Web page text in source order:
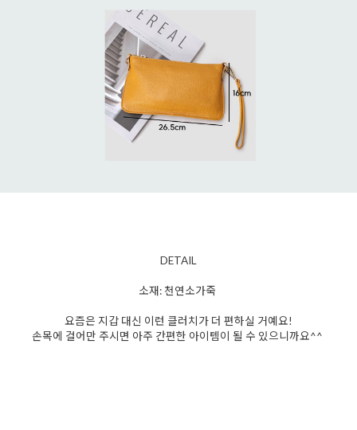
DETAIL
소재: 천연소가죽
요즘은 지갑 대신 이런 클러치가 더 편하실 거예요!
손목에 걸어만 주시면 아주 간편한 아이템이 될 수 있으니까요^^